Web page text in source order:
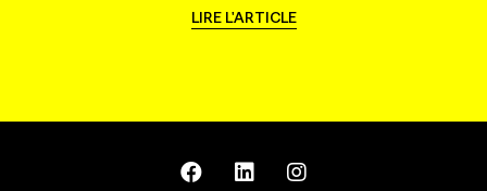
LIRE L'ARTICLE